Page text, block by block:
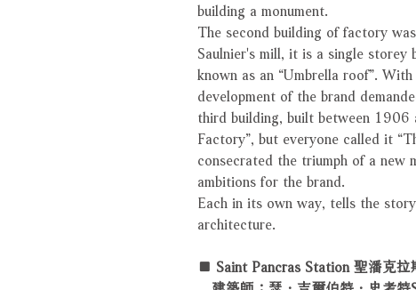
building a monument.
The second building of factory
Saulnier's mill, it is a single
known as an “Umbrella roof”.
development of the brand
third building, built between
Factory”, but everyone called it
consecrated the triumph of a new
ambitions for the brand.
Each in its own way, tells the
architecture.
■ Saint Pancras Station 聖潘克拉